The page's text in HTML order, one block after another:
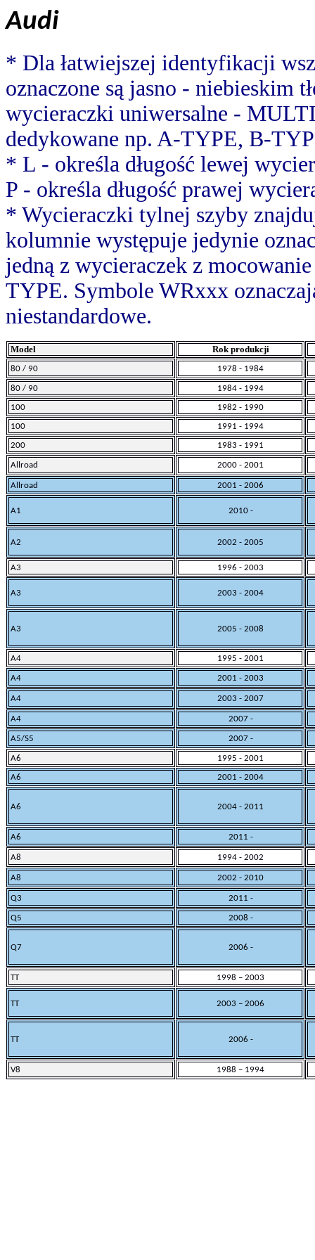
Audi
* Dla łatwiejszej identyfikacji
oznaczone są jasno - niebieskim
wycieraczki uniwersalne -
dedykowane np. A-TYPE, B-
* L - określa długość lewej
P - określa długość prawej
* Wycieraczki tylnej szyby
kolumnie występuje jedynie
jedną z wycieraczek z
TYPE. Symbole WRxxx
niestandardowe.
Model Rok produkcji
80 / 90 1978 - 1984
80 / 90 1984 - 1994
100 1982 - 1990
100 1991 - 1994
200 1983 - 1991
Allroad 2000 - 2001
Allroad 2001 - 2006
A1 2010 -
A2 2002 - 2005
A3 1996 - 2003
A3 2003 - 2004
A3 2005 - 2008
A4 1995 - 2001
A4 2001 - 2003
A4 2003 - 2007
A4 2007-
A5/S5 2007-
A6 1995 - 2001
A6 2001 - 2004
A6 2004 - 2011
A6 2011 -
A8 1994 - 2002
A8 2002 - 2010
Q3 2011 -
Q5 2008 -
Q7 2006 -
TT 1998 – 2003
TT 2003 – 2006
TT 2006 -
V8 1988 – 1994